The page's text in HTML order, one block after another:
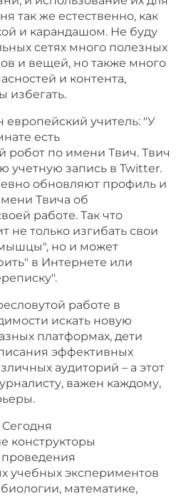
так же естественно, как
и карандашом. Не буду
сетях много полезных
и вещей, но также много
и контента,
избегать.
европейский учитель: "У
есть
робот по имени Твич. Твич
учетную запись в Twitter.
обновляют профиль и
Твича об
работе. Так что
не только изгибать свои
но и может
в Интернете или
работе в
искать новую
платформах, дети
эффективных
аудиторий – а этот
важен каждому,
Сегодня
конструкторы
учебных экспериментов
математике,